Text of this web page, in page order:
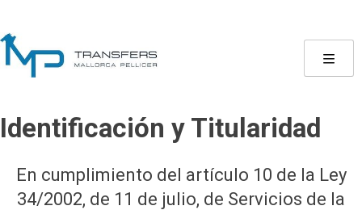
Skip
to
Identificación y Titularidad
En cumplimiento del artículo 10 de la Ley
34/2002, de 11 de julio, de Servicios de la